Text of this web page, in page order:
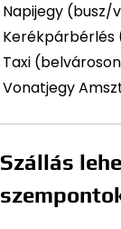
Napijegy (busz/
Kerékpárbérlés
Taxi
Vonatjegy
Szállás